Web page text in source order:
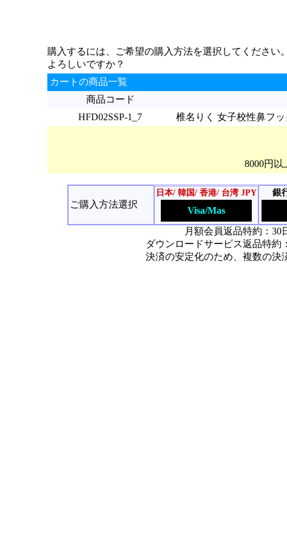
購入するには、ご希望の購入方法を選択してください。
よろしいですか？
カートの商品一覧
商品コード
HFD02SSP-1_7
椎名りく 女子校性鼻フ
8000円以
ご購入方法選択
日本/ 韓国/ 香港/ 台湾 JPY
Visa/Mas
銀
月額会員返品特約：
ダウンロードサービス返品特
決済の安定化のため、複数の決